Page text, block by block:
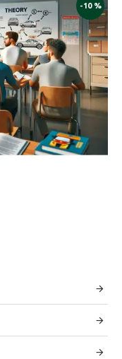
-10 %